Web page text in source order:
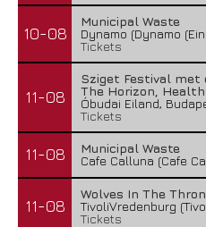
10-08
Municipal Waste
Dynamo (Dynamo
Tickets
11-08
Sziget Festival met
The Horizon, Health
Óbudai Eiland,
Tickets
11-08
Municipal Waste
Cafe Calluna (Cafe
11-08
Wolves In The
TivoliVredenburg
Tickets